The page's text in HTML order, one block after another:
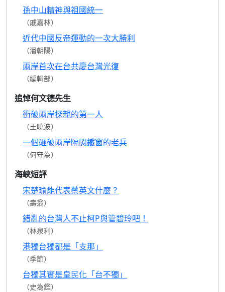
孫中山精神與祖國統一
（戚嘉林）
近代中國反帝運動的一次大勝利
（潘朝陽）
兩岸首次在台共慶台灣光復
（編輯部）
追悼何文德先生
衝破兩岸探親的第一人
（王曉波）
一個砸破兩岸隔閡鐵窗的老兵
（何守為）
海峽短評
宋楚瑜能代表蔡英文什麼？
（壽翁）
錯亂的台灣人不止柯P與管碧玲吧！
（林泉利）
港獨台獨都是「支那」
（季節）
台獨其實是皇民化「台不獨」
（史為鑑）